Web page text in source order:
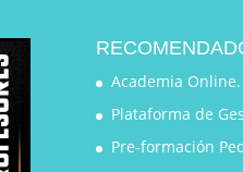
Academia
Plataforma de
Pre-formación